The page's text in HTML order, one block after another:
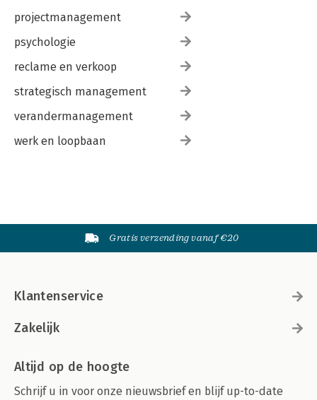
projectmanagement
psychologie
reclame en verkoop
strategisch management
verandermanagement
werk en loopbaan
Gratis verzending vanaf €20
Klantenservice
Zakelijk
Altijd op de hoogte
Schrijf u in voor onze nieuwsbrief en blijf up-to-date